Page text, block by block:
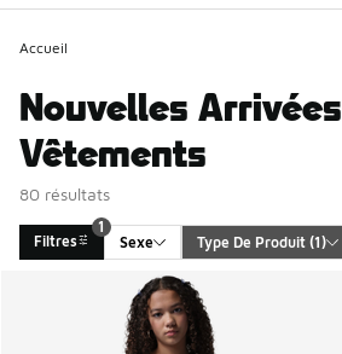
Accueil
Nouvelles Arrivées
Vêtements
80 résultats
Filtres
1
Sexe
Type De Produit (1)
Search Results